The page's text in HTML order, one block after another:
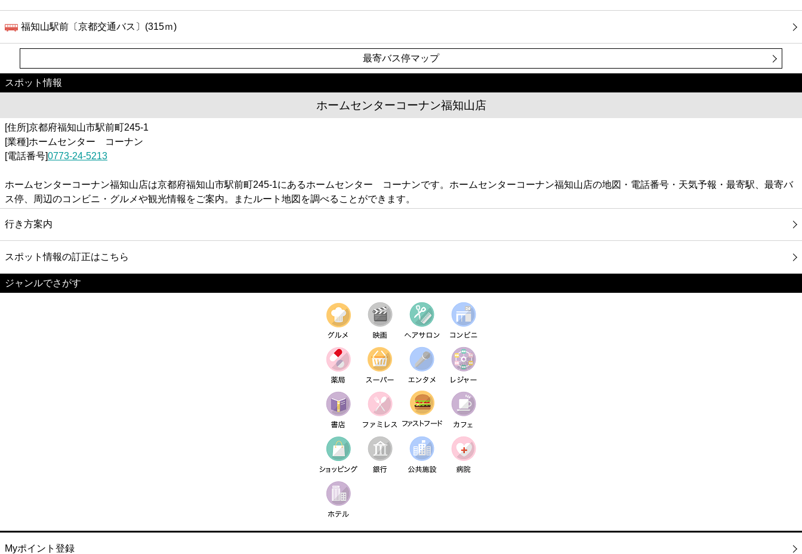
福知山駅前〔京都交通バス〕(315ｍ)
最寄バス停マップ
スポット情報
ホームセンターコーナン福知山店
[住所]京都府福知山市駅前町245-1
[業種]ホームセンター コーナン
[電話番号]0773-24-5213
ホームセンターコーナン福知山店は京都府福知山市駅前町245-1にあるホームセンター コーナンです。ホームセンターコーナン福知山店の地図・電話番号・天気予報・最寄駅、最寄バ
ス停、周辺のコンビニ・グルメや観光情報をご案内。またルート地図を調べることができます。
行き方案内
スポット情報の訂正はこちら
ジャンルでさがす
Myポイント登録